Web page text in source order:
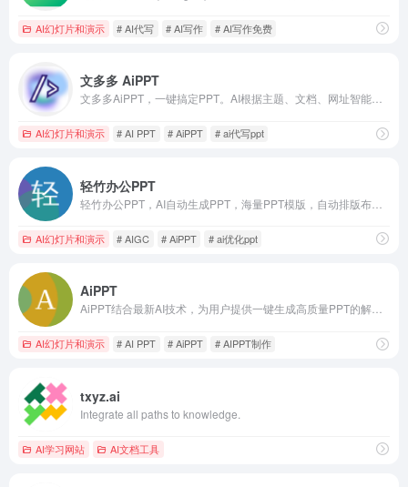
AI幻灯片和演示 # AI代写 # AI写作 # AI写作免费
文多多 AiPPT
AI幻灯片和演示 # AI PPT # AiPPT # ai代写ppt
轻竹办公PPT
AI幻灯片和演示 # AIGC # AiPPT # ai优化ppt
AiPPT
AI幻灯片和演示 # AI PPT # AiPPT # AIPPT制作
txyz.ai
Integrate all paths to knowledge.
AI学习网站 AI文档工具